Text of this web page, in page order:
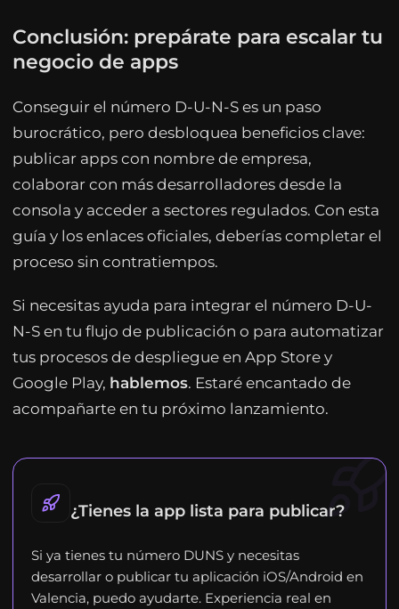
Conclusión: prepárate para escalar tu
negocio de apps
Conseguir el número D-U-N-S es un paso
burocrático, pero desbloquea beneficios clave:
publicar apps con nombre de empresa,
colaborar con más desarrolladores desde la
consola y acceder a sectores regulados. Con esta
guía y los enlaces oficiales, deberías completar el
proceso sin contratiempos.
Si necesitas ayuda para integrar el número D-U-
N-S en tu flujo de publicación o para automatizar
tus procesos de despliegue en App Store y
Google Play, hablemos. Estaré encantado de
acompañarte en tu próximo lanzamiento.
¿Tienes la app lista para publicar?
Si ya tienes tu número DUNS y necesitas
desarrollar o publicar tu aplicación iOS/Android en
Valencia, puedo ayudarte. Experiencia real en